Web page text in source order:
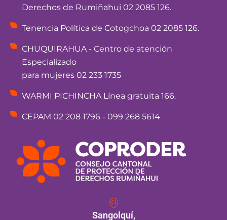
Derechos de Rumiñahui 02 2085 126.
Tenencia Política de Cotogchoa 02 2085 126.
CHUQUIRAHUA - Centro de atención
Especializado
para mujeres 02 233 1735
WARMI PICHINCHA Línea gratuita 166.
CEPAM 02 208 1796 - 099 268 5614
Sangolquí,